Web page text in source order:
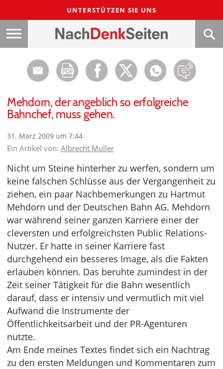
UNTERSTÜTZEN SIE UNS
Mehdorn, der angeblich so erfolgreiche
Bahnchef, muss gehen.
31. März 2009 um 7:44
Ein Artikel von: Albrecht Müller
Nicht um Steine hinterher zu werfen, sondern um
keine falschen Schlüsse aus der Vergangenheit zu
ziehen, ein paar Nachbemerkungen zu Hartmut
Mehdorn und der Deutschen Bahn AG. Mehdorn
war während seiner ganzen Karriere einer der
cleversten und erfolgreichsten Public Relations-
Nutzer. Er hatte in seiner Karriere fast
durchgehend ein besseres Image, als die Fakten
erlauben können. Das beruhte zumindest in der
Zeit seiner Tätigkeit für die Bahn wesentlich
darauf, dass er intensiv und vermutlich mit viel
Aufwand die Instrumente der
Öffentlichkeitsarbeit und der PR-Agenturen
nutzte.
Am Ende meines Textes findet sich ein Nachtrag
zu den ersten Meldungen und Kommentaren zum